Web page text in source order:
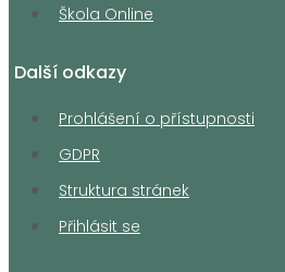
Škola Online
Další odkazy
Prohlášení o přístupnosti
GDPR
Struktura stránek
Přihlásit se